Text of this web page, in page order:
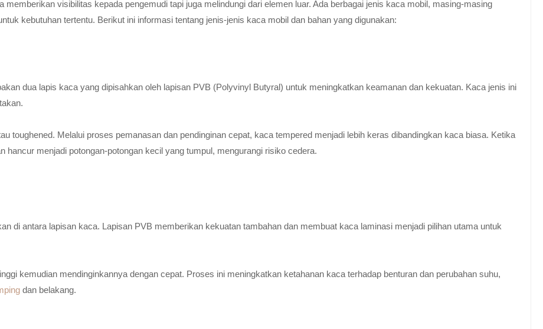
visibilitas kepada pengemudi tapi juga melindungi dari elemen luar. Ada berbagai jenis kaca mobil, masing-masing
kebutuhan tertentu. Berikut ini informasi tentang jenis-jenis kaca mobil dan bahan yang digunakan:
dua lapis kaca yang dipisahkan oleh lapisan PVB (Polyvinyl Butyral) untuk meningkatkan keamanan dan kekuatan. Kaca jenis ini
toughened. Melalui proses pemanasan dan pendinginan cepat, kaca tempered menjadi lebih keras dibandingkan kaca biasa. Ketika
hancur menjadi potongan-potongan kecil yang tumpul, mengurangi risiko cedera.
di antara lapisan kaca. Lapisan PVB memberikan kekuatan tambahan dan membuat kaca laminasi menjadi pilihan utama untuk
kemudian mendinginkannya dengan cepat. Proses ini meningkatkan ketahanan kaca terhadap benturan dan perubahan suhu,
dan belakang.